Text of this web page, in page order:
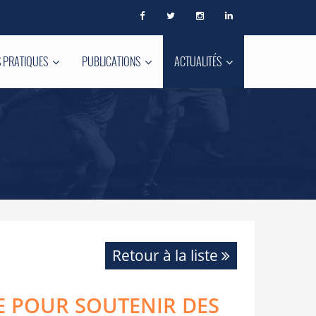
PUBLICATIONS ACTUALITÉS
Retour à la liste
POUR SOUTENIR DES